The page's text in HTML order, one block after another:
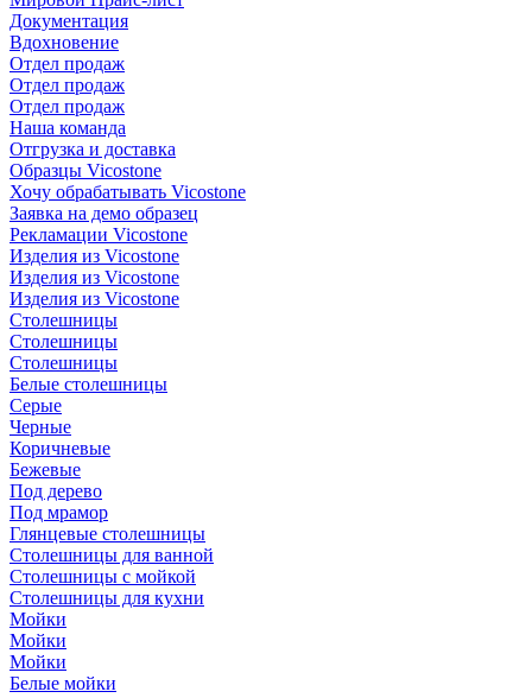
Документация
Вдохновение
Отдел продаж
Отдел продаж
Отдел продаж
Наша команда
Отгрузка и доставка
Образцы Vicostone
Хочу обрабатывать Vicostone
Заявка на демо образец
Рекламации Vicostone
Изделия из Vicostone
Изделия из Vicostone
Изделия из Vicostone
Столешницы
Столешницы
Столешницы
Белые столешницы
Серые
Черные
Коричневые
Бежевые
Под дерево
Под мрамор
Глянцевые столешницы
Столешницы для ванной
Столешницы с мойкой
Столешницы для кухни
Мойки
Мойки
Мойки
Белые мойки